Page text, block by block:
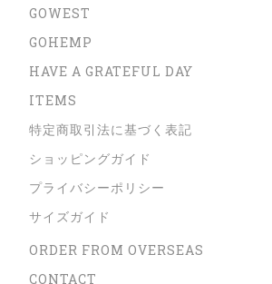
GOWEST
GOHEMP
HAVE A GRATEFUL DAY
ITEMS
特定商取引法に基づく表記
ショッピングガイド
プライバシーポリシー
サイズガイド
ORDER FROM OVERSEAS
CONTACT